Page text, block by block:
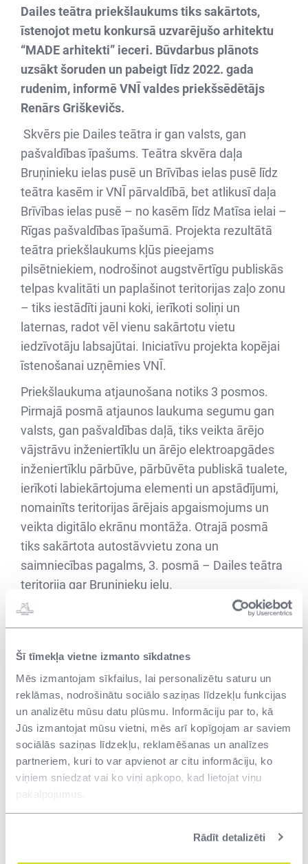
Šī tīmekļa vietne izmanto sīkdatnes
Mēs izmantojam sīkfailus, lai personalizētu saturu un
reklāmas, nodrošinātu sociālo saziņas līdzekļu funkcijas
un analizētu mūsu datu plūsmu. Informāciju par to, kā
Jūs izmantojat mūsu vietni, mēs arī kopīgojam ar saviem
sociālās saziņas līdzekļu, reklamēšanas un analīzes
partneriem, kuri to var apvienot ar citu informāciju, ko
viņiem sniedzat vai ko viņi apkopo, kad lietojat viņu
pakalpojumus.
Rādīt detalizēti
Dailes teātra priekšlaukums tiks sakārtots,
īstenojot metu konkursā uzvarējušo arhitektu
“MADE arhitekti” ieceri. Būvdarbus plānots
uzsākt šoruden un pabeigt līdz 2022. gada
rudenim, informē VNĪ valdes priekšsēdētājs
Renārs Griškevičs.
Skvērs pie Dailes teātra ir gan valsts, gan
pašvaldības īpašums. Teātra skvēra daļa
Bruņinieku ielas pusē un Brīvības ielas pusē līdz
teātra kasēm ir VNĪ pārvaldībā, bet atlikusī daļa
Brīvības ielas pusē – no kasēm līdz Matīsa ielai –
Rīgas pašvaldības īpašumā. Projekta rezultātā
teātra priekšlaukums kļūs pieejams
pilsētniekiem, nodrošinot augstvērtīgu publiskās
telpas kvalitāti un paplašinot teritorijas zaļo zonu
– tiks iestādīti jauni koki, ierīkoti soliņi un
laternas, radot vēl vienu sakārtotu vietu
iedzīvotāju labsajūtai. Iniciatīvu projekta kopējai
īstenošanai uzņēmies VNĪ.
Priekšlaukuma atjaunošana notiks 3 posmos.
Pirmajā posmā atjaunos laukuma segumu gan
valsts, gan pašvaldības daļā, tiks veikta ārējo
vājstrāvu inženiertīklu un ārējo elektroapgādes
inženiertīklu pārbūve, pārbūvēta publiskā tualete,
ierīkoti labiekārtojuma elementi un apstādījumi,
nomainīts teritorijas ārējais apgaismojums un
veikta digitālo ekrānu montāža. Otrajā posmā
tiks sakārtota autostāvvietu zona un
saimniecības pagalms, 3. posmā – Dailes teātra
teritorija gar Bruņinieku ielu.
biroja “MADE arhitekti” iecere, taču bija
nepieciešams laiks meta ieceres detalizētai
izvērtēšanai un apstiprināšanai pilsētas
būvvaldē. Tikai 2021. gadā Rīgas pilsētas
būvvalde pieņēma lēmumu atbalstīt teritorijas
labiekārtojuma metu, kas ļāva nekavējoties veikt
projektēšanas darbus un uzsākt būvniecības
iepirkumu.
piesaistītā finansējuma - Eiropas Savienības